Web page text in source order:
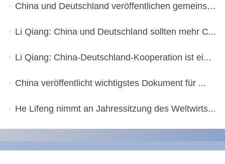
China und Deutschland veröffentlichen gemeinsa...
Li Qiang: China und Deutschland sollten mehr C...
Li Qiang: China-Deutschland-Kooperation ist ei...
China veröffentlicht wichtigstes Dokument für ...
He Lifeng nimmt an Jahressitzung des Weltwirts...